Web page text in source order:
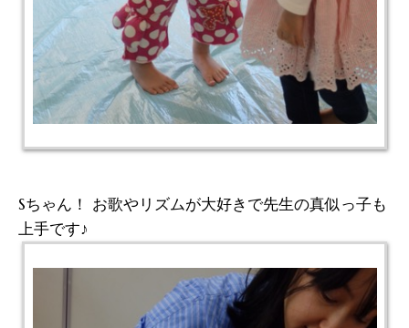
Sちゃん！ お歌やリズムが大好きで先生の真似っ子も
上手です♪